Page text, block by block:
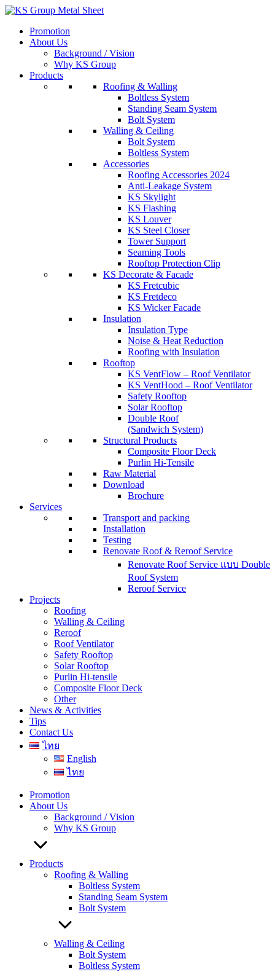
Skip
contentPromotion
About Us
Background / Vision
Why KS Group
Products
Roofing & Walling
Boltless System
Standing Seam System
Bolt System
Walling & Ceiling
Bolt System
Boltless System
Accessories
Roofing Accessories 2024
Anti-Leakage System
KS Skylight
KS Flashing
KS Louver
KS Steel Closer
Tower Support
Seaming Tools
Rooftop Protection Clip
KS Decorate & Facade
KS Fretcubic
KS Fretdeco
KS Wicker Facade
Insulation
Insulation Type
Noise & Heat Reduction
Roofing with Insulation
Rooftop
KS VentFlow – Roof Ventilator
KS VentHood – Roof Ventilator
Safety Rooftop
Solar Rooftop
Double Roof
(Sandwich System)
Structural Products
Composite Floor Deck
Purlin Hi-Tensile
Raw Material
Download
Brochure
Services
Transport and packing
Installation
Testing
Renovate Roof & Reroof Service
Renovate Roof Service แบบ Double
Roof System
Reroof Service
Projects
Roofing
Walling & Ceiling
Reroof
Roof Ventilator
Safety Rooftop
Solar Rooftop
Purlin Hi-tensile
Composite Floor Deck
Other
News & Activities
Tips
Contact Us
ไทย
English
ไทย
Promotion
About Us
Background / Vision
Why KS Group
Products
Roofing & Walling
Boltless System
Standing Seam System
Bolt System
Walling & Ceiling
Bolt System
Boltless System